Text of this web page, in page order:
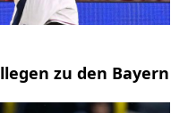
zu den Bayern